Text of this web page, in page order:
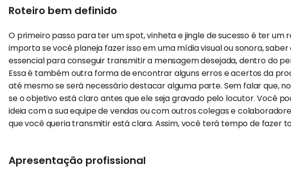
Roteiro bem definido
O primeiro passo para ter um spot, vinheta e jingle de sucesso é ter um
importa se você planeja fazer isso em uma mídia visual ou sonora,
essencial para conseguir transmitir a mensagem desejada, dentro do
Essa é também outra forma de encontrar alguns erros e acertos da
até mesmo se será necessário destacar alguma parte. Sem falar que,
se o objetivo está claro antes que ele seja gravado pelo locutor. Você
ideia com a sua equipe de vendas ou com outros colegas e
que você queria transmitir está clara. Assim, você terá tempo de fazer
Apresentação profissional